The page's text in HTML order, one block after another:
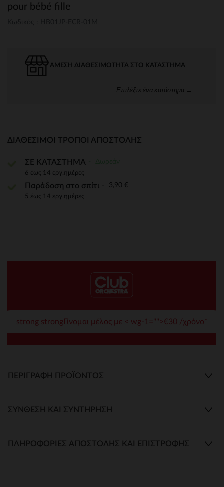
pour bébé fille
ΆΜΕΣΗ ΔΙΑΘΕΣΙΜΌΤΗΤΑ ΣΤΟ ΚΑΤΆΣΤΗΜΑ
Επιλέξτε ένα κατάστημα →
ΔΙΑΘΈΣΙΜΟΙ ΤΡΌΠΟΙ ΑΠΟΣΤΟΛΉΣ
ΣΕ ΚΑΤΑΣΤΗΜΑ
6 έως 14 εργ.ημέρες
Παράδοση στο σπίτι 3,90 €
5 έως 14 εργ.ημέρες
strong strongΓίνομαι μέλος με < wg-1="">€30 /χρόνο*
ΠΕΡΙΓΡΑΦΉ ΠΡΟΪΌΝΤΟΣ
ΣΎΝΘΕΣΗ ΚΑΙ ΣΥΝΤΉΡΗΣΗ
ΠΛΗΡΟΦΟΡΊΕΣ ΑΠΟΣΤΟΛΉΣ ΚΑΙ ΕΠΙΣΤΡΟΦΉΣ